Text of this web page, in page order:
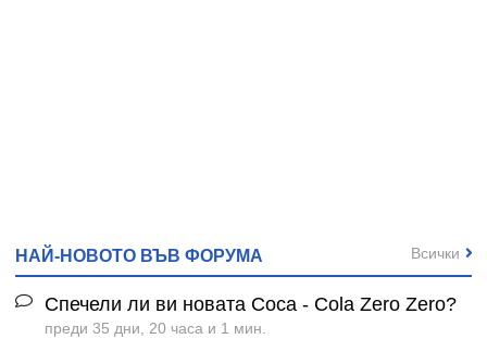
НАЙ-НОВОТО ВЪВ ФОРУМА
Спечели ли ви новата Coca - Cola Zero Zero?
преди 35 дни, 20 часа и 1 мин.
Всички